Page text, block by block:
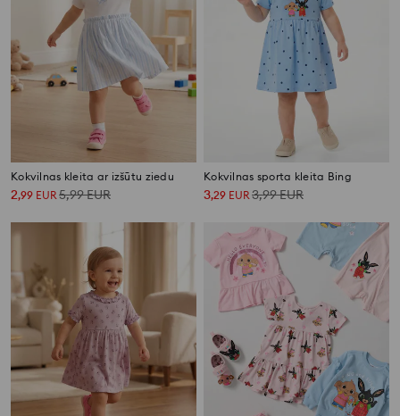
Kokvilnas kleita ar izšūtu ziedu
2,99 EUR 5,99EUR
Kokvilnas sporta kleita Bing
3,29 EUR 3,99EUR